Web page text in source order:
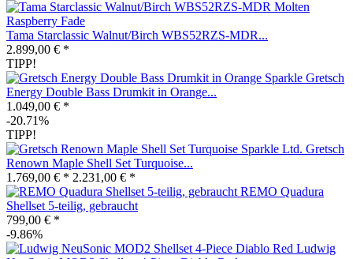
Tama Starclassic Walnut/Birch WBS52RZS-MDR...
2.899,00 € *
TIPP!
Gretsch
Energy Double Bass Drumkit in Orange...
1.049,00 € *
-20.71%
TIPP!
Gretsch
Renown Maple Shell Set Turquoise...
1.769,00 € * 2.231,00 € *
REMO Quadura
Shellset 5-teilig, gebraucht
799,00 € *
-9.86%
Ludwig